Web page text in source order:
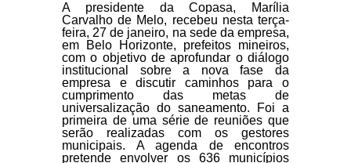
A presidente da Copasa, Marília
Carvalho de Melo, recebeu nesta terça-
feira, 27 de janeiro, na sede da empresa,
em Belo Horizonte, prefeitos mineiros,
com o objetivo de aprofundar o diálogo
institucional sobre a nova fase da
empresa e discutir caminhos para o
cumprimento das metas de
universalização do saneamento. Foi a
primeira de uma série de reuniões que
serão realizadas com os gestores
municipais. A agenda de encontros
pretende envolver os 636 municípios